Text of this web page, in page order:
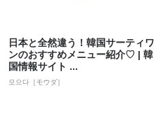
日本と全然違う！韓国サーティワ
ンのおすすめメニュー紹介♡ | 韓
国情報サイト ...
모으다［モウダ］